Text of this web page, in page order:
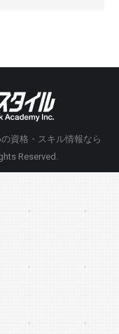
資格・スキル情報なら
Reserved.